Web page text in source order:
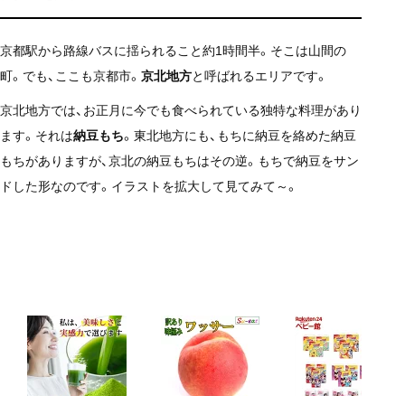
京都駅から路線バスに揺られること約1時間半。そこは山間の
町。でも、ここも京都市。 京北地方と呼ばれるエリアです。
京北地方では、お正月に今でも食べられている独特な料理があり
ます。それは納豆もち。東北地方にも、もちに納豆を絡めた納豆
もちがありますが、京北の納豆もちはその逆。もちで納豆をサン
ドした形なのです。イラストを拡大して見てみて～。